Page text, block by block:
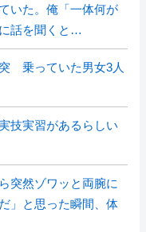
いた。俺「一体何が
話を聞くと…
乗っていた男女3人
技実習があるらしい
突然ゾワッと両腕に
」と思った瞬間、体